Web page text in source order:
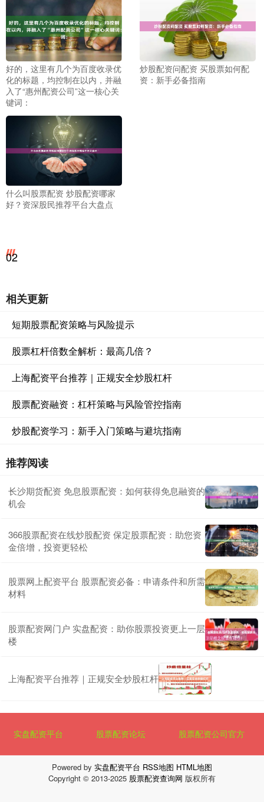
好的，这里有几个为百度收录优
化的标题，均控制在以内，并融
入了“惠州配资公司”这一核心关
键词：
炒股配资问配资 买股票如何配
资：新手必备指南
什么叫股票配资 炒股配资哪家
好？资深股民推荐平台大盘点
02
相关更新
短期股票配资策略与风险提示
股票杠杆倍数全解析：最高几倍？
上海配资平台推荐｜正规安全炒股杠杆
股票配资融资：杠杆策略与风险管控指南
炒股配资学习：新手入门策略与避坑指南
推荐阅读
长沙期货配资 免息股票配资：如何获得免息融资的
机会
366股票配资在线炒股配资 保定股票配资：助您资
金倍增，投资更轻松
股票网上配资平台 股票配资必备：申请条件和所需
材料
股票配资网门户 实盘配资：助你股票投资更上一层
楼
上海配资平台推荐｜正规安全炒股杠杆
实盘配资平台 股票配资论坛 股票配资公司官方
Powered by 实盘配资平台 RSS地图 HTML地图
Copyright © 2013-2025 股票配资查询网 版权所有